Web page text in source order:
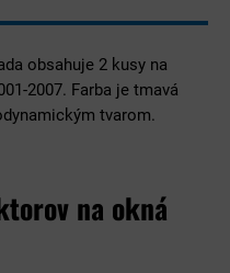
obsahuje 2 kusy na
2007. Farba je tmavá
tvarom.
na okná